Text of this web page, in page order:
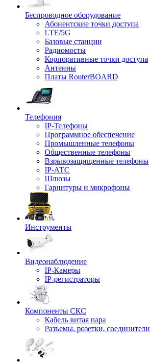
Беспроводное оборудование
Абонентские точки доступа
LTE/5G
Базовые станции
Радиомосты
Корпоративные точки доступа
Антенны
Платы RouterBOARD
Телефония
IP-Телефоны
Программное обеспечение
Промышленные телефоны
Общественные телефоны
Взрывозащищенные телефоны
IP-АТС
Шлюзы
Гарнитуры и микрофоны
Инструменты
Видеонаблюдение
IP-Камеры
IP-регистраторы
Компоненты СКС
Кабель витая пара
Разъемы, розетки, соединители